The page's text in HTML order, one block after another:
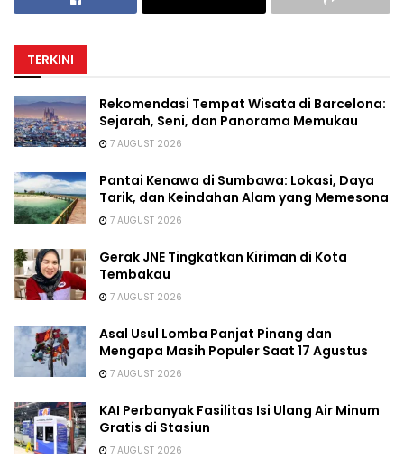
TERKINI
Rekomendasi Tempat Wisata di Barcelona:
Sejarah, Seni, dan Panorama Memukau
7 AUGUST 2026
Pantai Kenawa di Sumbawa: Lokasi, Daya
Tarik, dan Keindahan Alam yang Memesona
7 AUGUST 2026
Gerak JNE Tingkatkan Kiriman di Kota
Tembakau
7 AUGUST 2026
Asal Usul Lomba Panjat Pinang dan
Mengapa Masih Populer Saat 17 Agustus
7 AUGUST 2026
KAI Perbanyak Fasilitas Isi Ulang Air Minum
Gratis di Stasiun
7 AUGUST 2026